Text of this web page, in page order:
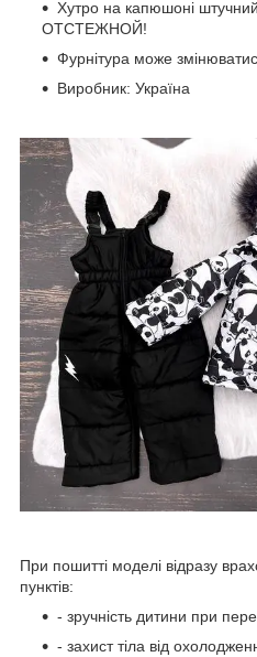
Хутро на капюшоні
ОТСТЕЖНОЙ!
Фурнітура може
Виробник: Україна
При пошитті моделі відразу
пунктів:
- зручність дитини при
- захист тіла від